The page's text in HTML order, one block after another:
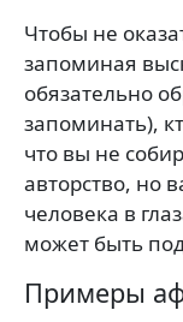
Чтобы не
запоминая
обязательно
запоминать),
что вы не
авторство, но
человека в
может быть
Примеры